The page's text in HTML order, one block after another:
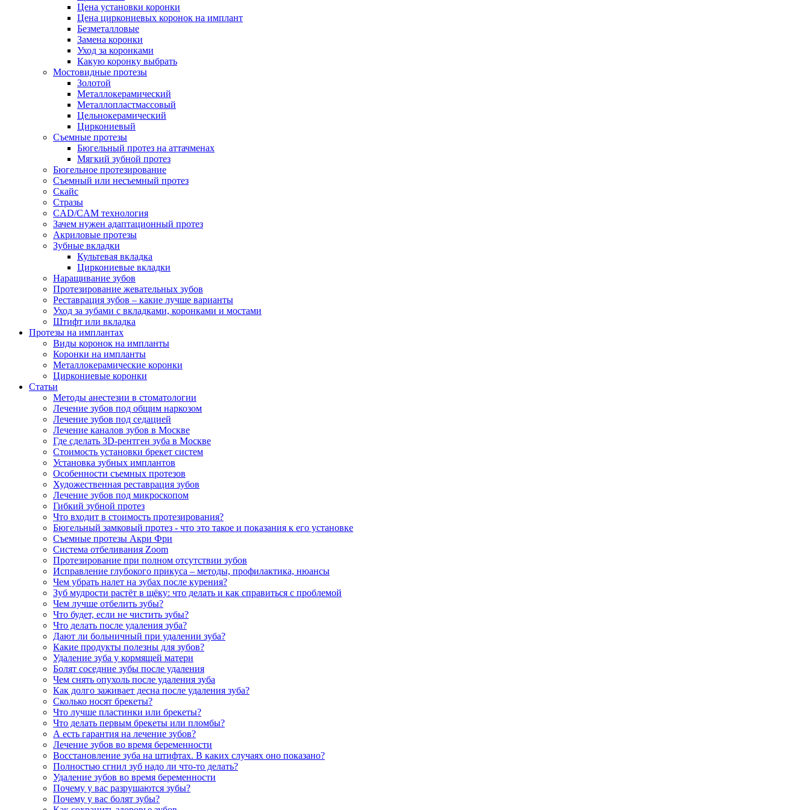
Цена установки коронки
Цена циркониевых коронок на имплант
Безметалловые
Замена коронки
Уход за коронками
Какую коронку выбрать
Мостовидные протезы
Золотой
Металлокерамический
Металлопластмассовый
Цельнокерамический
Циркониевый
Съемные протезы
Бюгельный протез на аттачменах
Мягкий зубной протез
Бюгельное протезирование
Съемный или несъемный протез
Скайс
Стразы
CAD/CAM технология
Зачем нужен адаптационный протез
Акриловые протезы
Зубные вкладки
Культевая вкладка
Циркониевые вкладки
Наращивание зубов
Протезирование жевательных зубов
Реставрация зубов – какие лучше варианты
Уход за зубами с вкладками, коронками и мостами
Штифт или вкладка
Протезы на имплантах
Виды коронок на импланты
Коронки на импланты
Металлокерамические коронки
Циркониевые коронки
Статьи
Методы анестезии в стоматологии
Лечение зубов под общим наркозом
Лечение зубов под седацией
Лечение каналов зубов в Москве
Где сделать 3D-рентген зуба в Москве
Стоимость установки брекет систем
Установка зубных имплантов
Особенности съемных протезов
Художественная реставрация зубов
Лечение зубов под микроскопом
Гибкий зубной протез
Что входит в стоимость протезирования?
Бюгельный замковый протез - что это такое и показания к его установке
Съемные протезы Акри Фри
Система отбеливания Zoom
Протезирование при полном отсутствии зубов
Исправление глубокого прикуса – методы, профилактика, нюансы
Чем убрать налет на зубах после курения?
Зуб мудрости растёт в щёку: что делать и как справиться с проблемой
Чем лучше отбелить зубы?
Что будет, если не чистить зубы?
Что делать после удаления зуба?
Дают ли больничный при удалении зуба?
Какие продукты полезны для зубов?
Удаление зуба у кормящей матери
Болят соседние зубы после удаления
Чем снять опухоль после удаления зуба
Как долго заживает десна после удаления зуба?
Сколько носят брекеты?
Что лучше пластинки или брекеты?
Что делать первым брекеты или пломбы?
А есть гарантия на лечение зубов?
Лечение зубов во время беременности
Восстановление зуба на штифтах. В каких случаях оно показано?
Полностью сгнил зуб надо ли что-то делать?
Удаление зубов во время беременности
Почему у вас разрушаются зубы?
Почему у вас болят зубы?